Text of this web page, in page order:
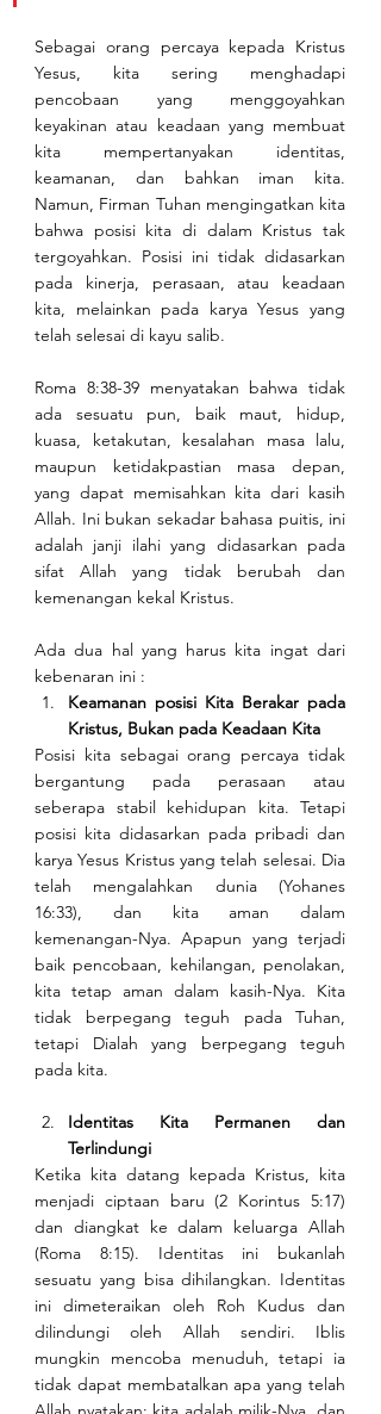
Sebagai orang percaya kepada Kristus
Yesus, kita sering menghadapi
pencobaan yang menggoyahkan
keyakinan atau keadaan yang membuat
kita mempertanyakan identitas,
keamanan, dan bahkan iman kita.
Namun, Firman Tuhan mengingatkan kita
bahwa posisi kita di dalam Kristus tak
tergoyahkan. Posisi ini tidak didasarkan
pada kinerja, perasaan, atau keadaan
kita, melainkan pada karya Yesus yang
telah selesai di kayu salib.
Roma 8:38-39 menyatakan bahwa tidak
ada sesuatu pun, baik maut, hidup,
kuasa, ketakutan, kesalahan masa lalu,
maupun ketidakpastian masa depan,
yang dapat memisahkan kita dari kasih
Allah. Ini bukan sekadar bahasa puitis, ini
adalah janji ilahi yang didasarkan pada
sifat Allah yang tidak berubah dan
kemenangan kekal Kristus.
Ada dua hal yang harus kita ingat dari
kebenaran ini :
Keamanan posisi Kita Berakar pada
Kristus, Bukan pada Keadaan Kita
Posisi kita sebagai orang percaya tidak
bergantung pada perasaan atau
seberapa stabil kehidupan kita. Tetapi
posisi kita didasarkan pada pribadi dan
karya Yesus Kristus yang telah selesai. Dia
telah mengalahkan dunia (Yohanes
16:33), dan kita aman dalam
kemenangan-Nya. Apapun yang terjadi
baik pencobaan, kehilangan, penolakan,
kita tetap aman dalam kasih-Nya. Kita
tidak berpegang teguh pada Tuhan,
tetapi Dialah yang berpegang teguh
pada kita.
Identitas Kita Permanen dan
Terlindungi
Ketika kita datang kepada Kristus, kita
menjadi ciptaan baru (2 Korintus 5:17)
dan diangkat ke dalam keluarga Allah
(Roma 8:15). Identitas ini bukanlah
sesuatu yang bisa dihilangkan. Identitas
ini dimeteraikan oleh Roh Kudus dan
dilindungi oleh Allah sendiri. Iblis
mungkin mencoba menuduh, tetapi ia
tidak dapat membatalkan apa yang telah